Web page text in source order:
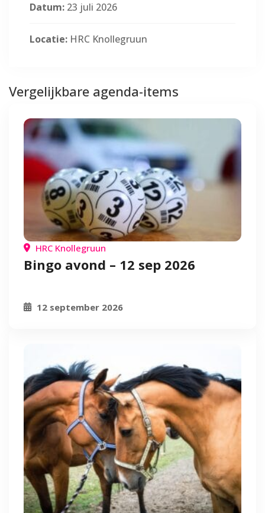
Datum: 23 juli 2026
Locatie: HRC Knollegruun
Vergelijkbare agenda-items
HRC Knollegruun
Bingo avond – 12 sep 2026
12 september 2026